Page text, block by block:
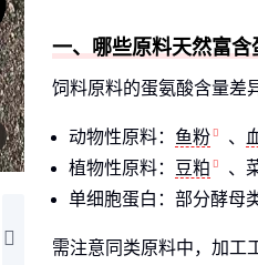
一、哪些原料天然富含
饲料原料的蛋氨酸含量差
动物性原料： 鱼粉 、
植物性原料：
豆粕
、
单细胞蛋白：部分酵母
需注意同类原料中，加工